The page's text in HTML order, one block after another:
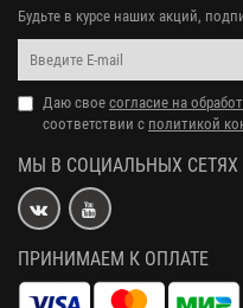
Будьте в курсе наших акций,
Даю свое согласие на
соответствии с политикой
МЫ В СОЦИАЛЬНЫХ СЕТЯХ
ПРИНИМАЕМ К ОПЛАТЕ